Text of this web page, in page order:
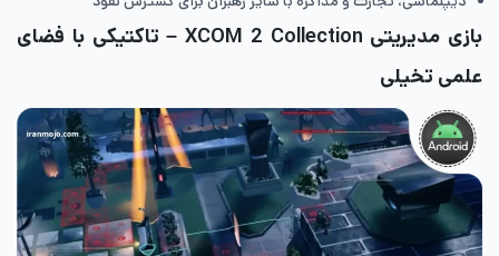
بازی مدیریتی XCOM 2 Collection – تاکتیکی با فضای
علمی تخیلی